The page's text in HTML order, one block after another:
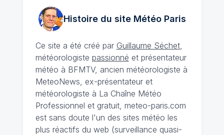
Histoire du site MétéoParis
Ce site a été créé par Guillaume Séchet,
météorologiste passionné et présentateur
météo à BFMTV, ancien météorologiste à
MeteoNews, ex-présentateur et
météorologiste à La Chaîne Météo
Professionnel et gratuit, meteo-paris.com
est sans doute l'un des sites météo les
plus réactifs du web (surveillance quasi-